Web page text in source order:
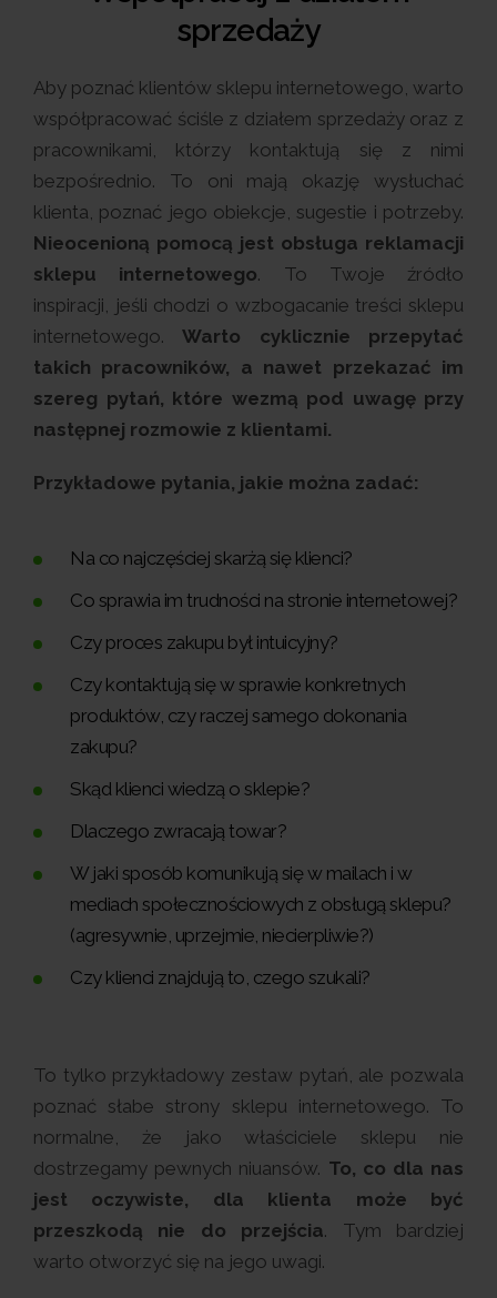
sprzedaży
Aby poznać klientów sklepu internetowego, warto
współpracować ściśle z działem sprzedaży oraz z
pracownikami, którzy kontaktują się z nimi
bezpośrednio. To oni mają okazję wysłuchać
klienta, poznać jego obiekcje, sugestie i potrzeby.
Nieocenioną pomocą jest obsługa reklamacji
sklepu internetowego. To Twoje źródło
inspiracji, jeśli chodzi o wzbogacanie treści sklepu
internetowego.Warto cyklicznie przepytać
takich pracowników, a nawet przekazać im
szereg pytań, które wezmą pod uwagę przy
następnej rozmowie z klientami.
Przykładowe pytania, jakie można zadać:
Na co najczęściej skarżą się klienci?
Co sprawia im trudności na stronie internetowej?
Czy proces zakupu był intuicyjny?
Czy kontaktują się w sprawie konkretnych
produktów, czy raczej samego dokonania
zakupu?
Skąd klienci wiedzą o sklepie?
Dlaczego zwracają towar?
W jaki sposób komunikują się w mailach i w
mediach społecznościowych z obsługą sklepu?
(agresywnie, uprzejmie, niecierpliwie?)
Czy klienci znajdują to, czego szukali?
To tylko przykładowy zestaw pytań, ale pozwala
poznać słabe strony sklepu internetowego. To
normalne, że jako właściciele sklepu nie
dostrzegamy pewnych niuansów. To, co dla nas
jest oczywiste, dla klienta może być
przeszkodą nie do przejścia. Tym bardziej
warto otworzyć się na jego uwagi.